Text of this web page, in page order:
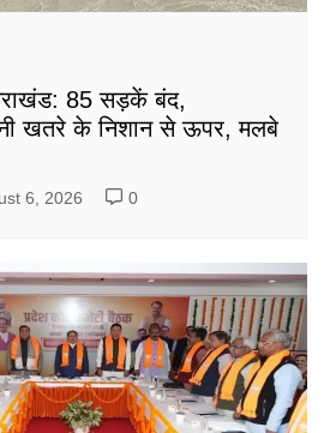
85 सड़कें बंद,
खतरे के निशान से ऊपर, मलबे
6, 2026 0